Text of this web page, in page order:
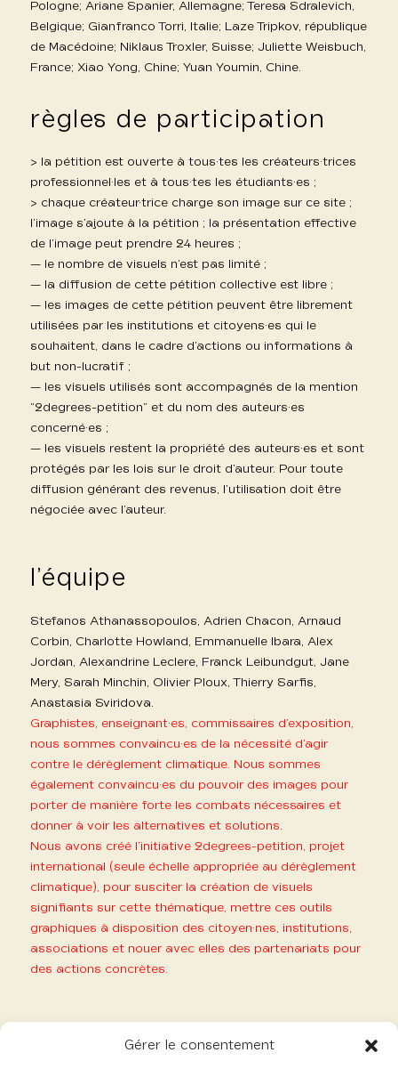
Gérer le consentement
Pologne; Ariane Spanier, Allemagne; Teresa Sdralevich,
Belgique; Gianfranco Torri, Italie; Laze Tripkov, république
de Macédoine; Niklaus Troxler, Suisse; Juliette Weisbuch,
France; Xiao Yong, Chine; Yuan Youmin, Chine.
règles de participation
> la pétition est ouverte à tous·tes les créateurs·trices
professionnel·les et à tous·tes les étudiants·es ;
> chaque créateur·trice charge son image sur ce site ;
l’image s’ajoute à la pétition ; la présentation effective
de l’image peut prendre 24 heures ;
— le nombre de visuels n’est pas limité ;
— la diffusion de cette pétition collective est libre ;
— les images de cette pétition peuvent être librement
utilisées par les institutions et citoyens·es qui le
souhaitent, dans le cadre d’actions ou informations à
but non-lucratif ;
— les visuels utilisés sont accompagnés de la mention
“2degrees-petition” et du nom des auteurs·es
concerné·es ;
— les visuels restent la propriété des auteurs·es et sont
protégés par les lois sur le droit d’auteur. Pour toute
diffusion générant des revenus, l’utilisation doit être
négociée avec l’auteur.
l’équipe
Stefanos Athanassopoulos, Adrien Chacon, Arnaud
Corbin, Charlotte Howland, Emmanuelle Ibara, Alex
Jordan, Alexandrine Leclere, Franck Leibundgut, Jane
Mery, Sarah Minchin, Olivier Ploux, Thierry Sarfis,
Anastasia Sviridova.
Graphistes, enseignant·es, commissaires d’exposition,
nous sommes convaincu·es de la nécessité d’agir
contre le dérèglement climatique. Nous sommes
également convaincu·es du pouvoir des images pour
porter de manière forte les combats nécessaires et
donner à voir les alternatives et solutions.
Nous avons créé l’initiative 2degrees-petition, projet
international (seule échelle appropriée au dérèglement
climatique), pour susciter la création de visuels
signifiants sur cette thématique, mettre ces outils
graphiques à disposition des citoyen·nes, institutions,
associations et nouer avec elles des partenariats pour
des actions concrètes.
contact